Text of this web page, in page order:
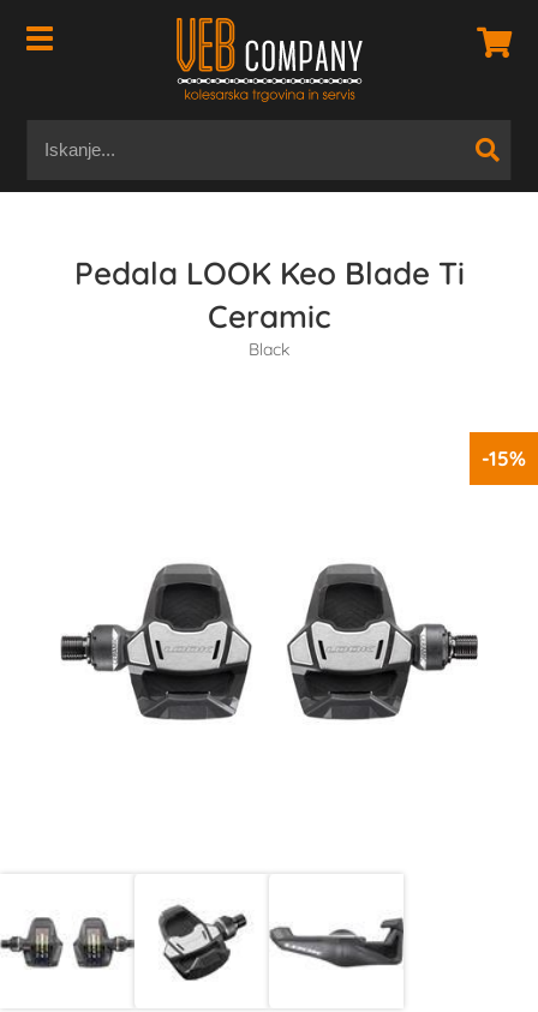
Pedala LOOK Keo Blade Ti
Ceramic
Black
-15%